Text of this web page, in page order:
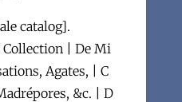
catalog].
Collection | De Mi
Agates, | C
&c. | D